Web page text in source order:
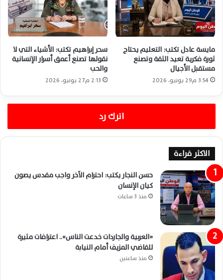
مايسة عادل تكتب: التعليم يحتاج
ثورة فكرية تعيد الثقة وتصنع
مستقبل الأجيال
3:54 م29 يونيو، 2026
سحر إبراهيم تكتب: الأشياء التي لا
نقولها تصنع أعمق أسرار الإنسانية
والحب
2:13 م27 يونيو، 2026
اترك رد
الاكثر قراءة
حسن النجار يكتب: احترام الآخر واجب مقدس يصون
كيان الإنسان
منذ 3 ساعات
«العربية والجاردات خدعت الناس».. اعترافات مثيرة
للقاضي المزيف أمام النيابة
منذ ساعتين